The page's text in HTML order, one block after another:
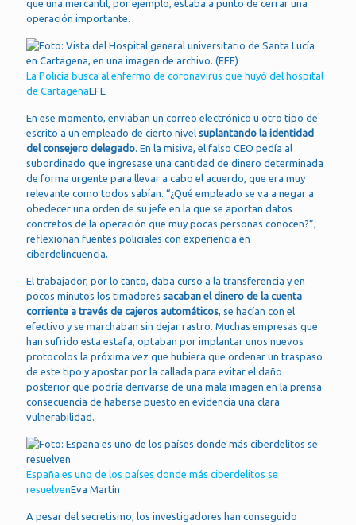
que una mercantil, por ejemplo, estaba a punto de cerrar una
operación importante.
La Policía busca al enfermo de coronavirus que huyó del hospital
de CartagenaEFE
En ese momento, enviaban un correo electrónico u otro tipo de
escrito a un empleado de cierto nivel suplantando la identidad
del consejero delegado. En la misiva, el falso CEO pedía al
subordinado que ingresase una cantidad de dinero determinada
de forma urgente para llevar a cabo el acuerdo, que era muy
relevante como todos sabían. “¿Qué empleado se va a negar a
obedecer una orden de su jefe en la que se aportan datos
concretos de la operación que muy pocas personas conocen?”,
reflexionan fuentes policiales con experiencia en
ciberdelincuencia.
El trabajador, por lo tanto, daba curso a la transferencia y en
pocos minutos los timadores sacaban el dinero de la cuenta
corriente a través de cajeros automáticos, se hacían con el
efectivo y se marchaban sin dejar rastro. Muchas empresas que
han sufrido esta estafa, optaban por implantar unos nuevos
protocolos la próxima vez que hubiera que ordenar un traspaso
de este tipo y apostar por la callada para evitar el daño
posterior que podría derivarse de una mala imagen en la prensa
consecuencia de haberse puesto en evidencia una clara
vulnerabilidad.
España es uno de los países donde más ciberdelitos se
resuelvenEva Martín
A pesar del secretismo, los investigadores han conseguido